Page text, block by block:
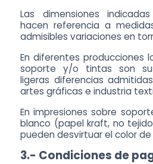
Las dimensiones
hacen referencia a
admisibles variaciones en
En diferentes producciones
soporte y/o tintas son
ligeras diferencias
artes gráficas e industria
En impresiones sobre
blanco (papel kraft, no
pueden desvirtuar el color
3.- Condiciones de